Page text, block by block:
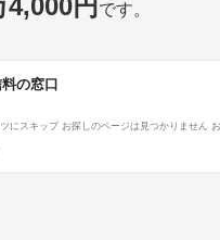
円 です。